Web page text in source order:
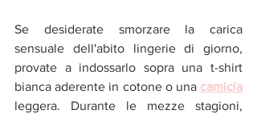
Se desiderate smorzare la carica
sensuale dell'abito lingerie di giorno,
provate a indossarlo sopra una t-shirt
bianca aderente in cotone o una camicia
leggera. Durante le mezze stagioni,